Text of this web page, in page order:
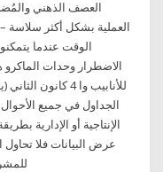
العملية بشكل أكثر
الوقت عندما
الاضطرار وحدات
الجداول في جميع
الإنتاجية أو الإدارية
عرض البيانات فلا